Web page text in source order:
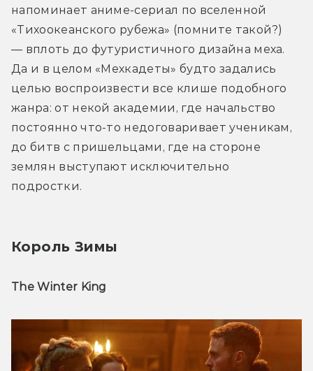
напоминает аниме-сериал по вселенной
«Тихоокеанского рубежа» (помните такой?)
— вплоть до футуристичного дизайна меха.
Да и в целом «Мехкадеты» будто задались
целью воспроизвести все клише подобного
жанра: от некой академии, где начальство
постоянно что-то недоговаривает ученикам,
до битв с пришельцами, где на стороне
землян выступают исключительно
подростки.
Король Зимы
The Winter King